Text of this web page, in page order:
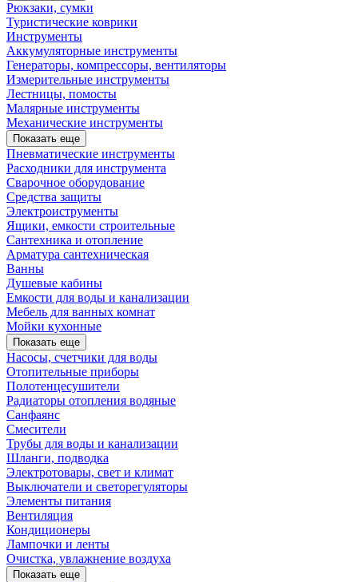
Рюкзаки, сумки
Туристические коврики
Инструменты
Аккумуляторные инструменты
Генераторы, компрессоры, вентиляторы
Измерительные инструменты
Лестницы, помосты
Малярные инструменты
Механические инструменты
Показать еще
Пневматические инструменты
Расходники для инструмента
Сварочное оборудование
Средства защиты
Электроиструменты
Ящики, емкости строительные
Сантехника и отопление
Арматура сантехническая
Ванны
Душевые кабины
Емкости для воды и канализации
Мебель для ванных комнат
Мойки кухонные
Показать еще
Насосы, счетчики для воды
Отопительные приборы
Полотенцесушители
Радиаторы отопления водяные
Санфаянс
Смесители
Трубы для воды и канализации
Шланги, подводка
Электротовары, свет и климат
Выключатели и светорегуляторы
Элементы питания
Вентиляция
Кондиционеры
Лампочки и ленты
Очистка, увлажнение воздуха
Показать еще